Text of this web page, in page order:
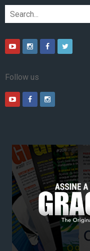
Follow us